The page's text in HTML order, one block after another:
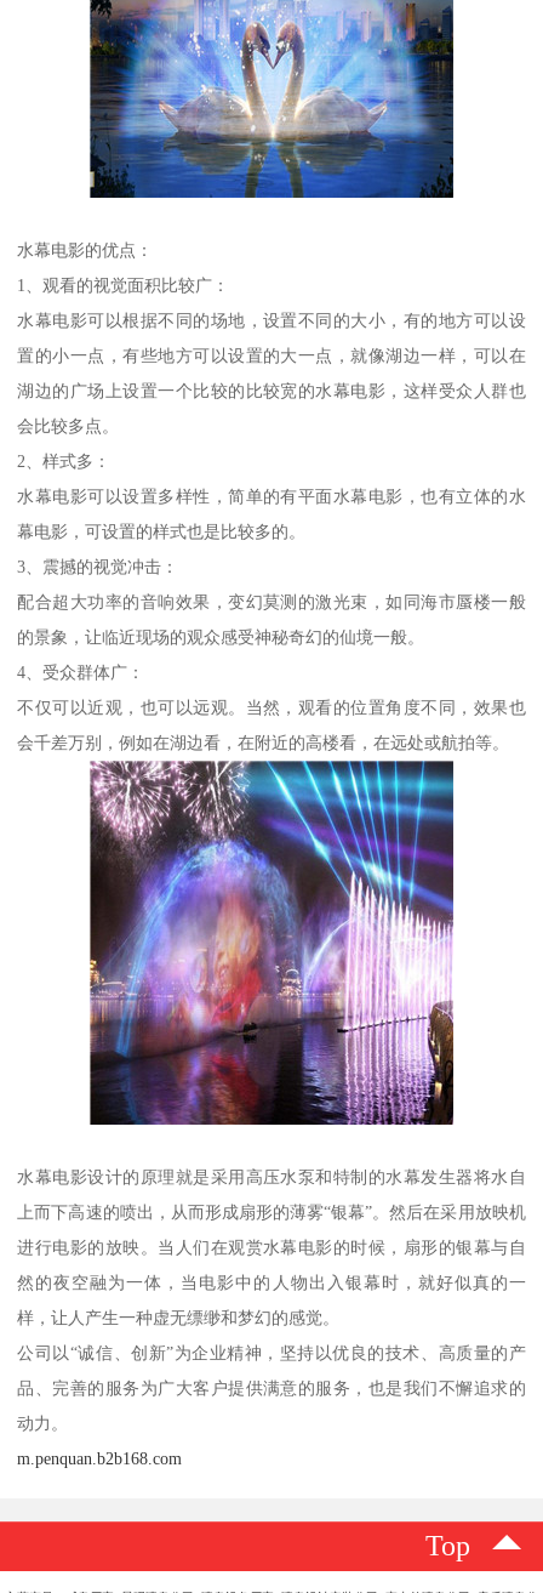
水幕电影的优点：
1、观看的视觉面积比较广：
水幕电影可以根据不同的场地，设置不同的大小，有的地方可以设
置的小一点，有些地方可以设置的大一点，就像湖边一样，可以在
湖边的广场上设置一个比较的比较宽的水幕电影，这样受众人群也
会比较多点。
2、样式多：
水幕电影可以设置多样性，简单的有平面水幕电影，也有立体的水
幕电影，可设置的样式也是比较多的。
3、震撼的视觉冲击：
配合超大功率的音响效果，变幻莫测的激光束，如同海市蜃楼一般
的景象，让临近现场的观众感受神秘奇幻的仙境一般。
4、受众群体广：
不仅可以近观，也可以远观。当然，观看的位置角度不同，效果也
会千差万别，例如在湖边看，在附近的高楼看，在远处或航拍等。
水幕电影设计的原理就是采用高压水泵和特制的水幕发生器将水自
上而下高速的喷出，从而形成扇形的薄雾“银幕”。然后在采用放映机
进行电影的放映。当人们在观赏水幕电影的时候，扇形的银幕与自
然的夜空融为一体，当电影中的人物出入银幕时，就好似真的一
样，让人产生一种虚无缥缈和梦幻的感觉。
公司以“诚信、创新”为企业精神，坚持以优良的技术、高质量的产
品、完善的服务为广大客户提供满意的服务，也是我们不懈追求的
动力。
m.penquan.b2b168.com
Top